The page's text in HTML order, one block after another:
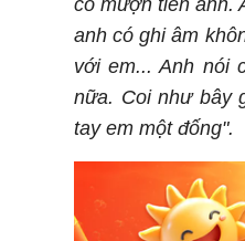
anh có ghi âm
với em... Anh nói
nữa. Coi như bây
tay em một đống".